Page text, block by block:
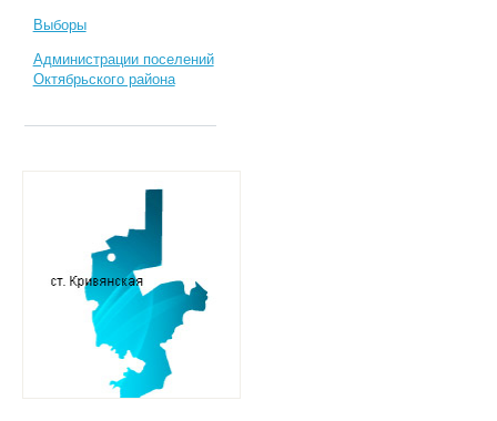
Выборы
Администрации поселений
Октябрьского района